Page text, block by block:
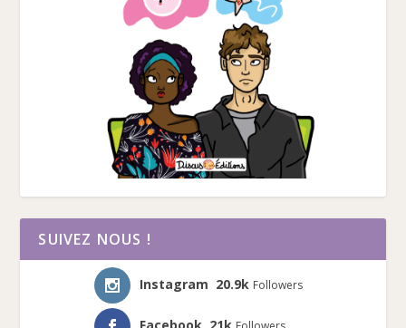
SUIVEZ NOUS !
Instagram 20.9k Followers